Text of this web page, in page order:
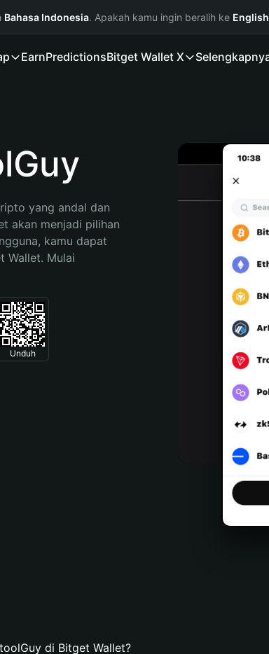
Bahasa Indonesia. Apakah kamu ingin beralih ke English
EarnPredictionsBitget Wallet X
yang andal dan
akan menjadi pilihan
kamu dapat
Wallet. Mulai
Unduh
di Bitget Wallet?